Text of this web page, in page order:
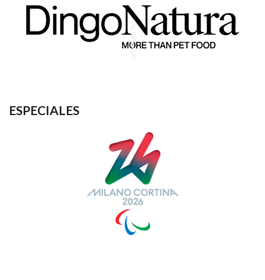
ESPECIALES